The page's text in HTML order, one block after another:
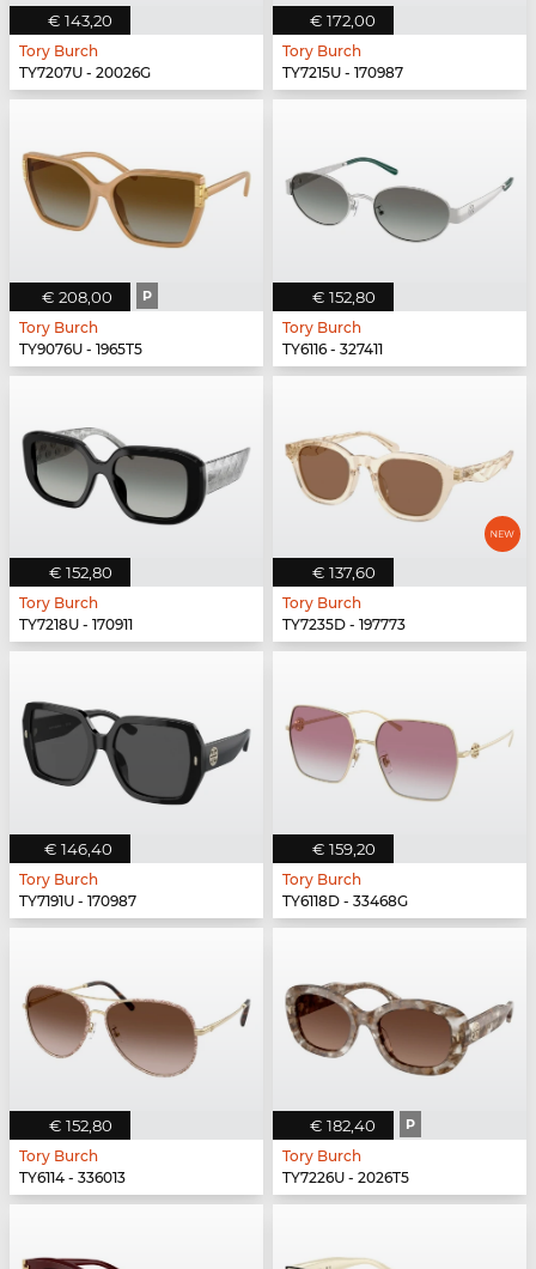
€ 143,20
Tory Burch
TY7207U - 20026G
€ 172,00
Tory Burch
TY7215U - 170987
€ 208,00 P
Tory Burch
TY9076U - 1965T5
€ 152,80
Tory Burch
TY6116 - 327411
€ 152,80
Tory Burch
TY7218U - 170911
€ 137,60
Tory Burch
TY7235D - 197773
€ 146,40
Tory Burch
TY7191U - 170987
€ 159,20
Tory Burch
TY6118D - 33468G
€ 152,80
Tory Burch
TY6114 - 336013
€ 182,40 P
Tory Burch
TY7226U - 2026T5